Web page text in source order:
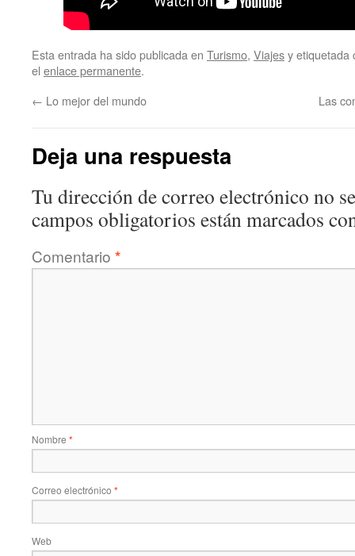
Esta entrada ha sido publicada en Turismo, Viajesy etiquetada
el enlace permanente.
← Lo mejor del mundo Las
Deja una respuesta
Tu dirección de correo electrónico no
campos obligatorios están marcados
Comentario *
Nombre *
Correo electrónico *
Web